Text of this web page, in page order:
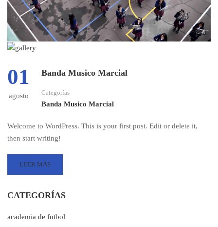
01
agosto
Banda Musico Marcial
Categorías
Banda Musico Marcial
Welcome to WordPress. This is your first post. Edit or delete it,
then start writing!
LEER MÁS
CATEGORÍAS
academia de futbol